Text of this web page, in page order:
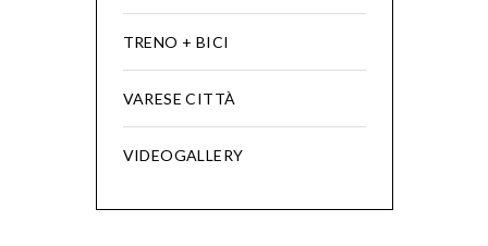
TRENO + BICI
VARESE CITTÀ
VIDEOGALLERY